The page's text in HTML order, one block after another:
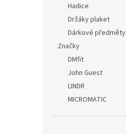
Hadice
Držáky plaket
Dárkové předměty
Značky
DMfit
John Guest
LINDR
MICROMATIC